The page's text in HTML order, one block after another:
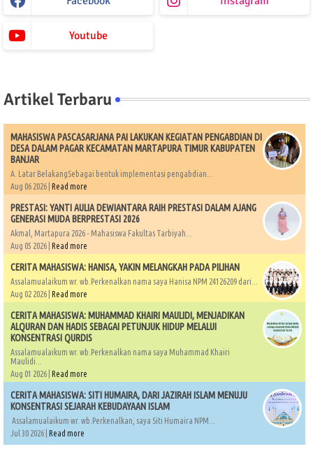
Youtube
Artikel Terbaru
MAHASISWA PASCASARJANA PAI LAKUKAN KEGIATAN PENGABDIAN DI
DESA DALAM PAGAR KECAMATAN MARTAPURA TIMUR KABUPATEN
BANJAR
A. Latar BelakangSebagai bentuk implementasi pengabdian...
Aug 06 2026 | Read more
PRESTASI: YANTI AULIA DEWIANTARA RAIH PRESTASI DALAM AJANG
GENERASI MUDA BERPRESTASI 2026
Akmal, Martapura 2026 - Mahasiswa Fakultas Tarbiyah...
Aug 05 2026 | Read more
CERITA MAHASISWA: HANISA, YAKIN MELANGKAH PADA PILIHAN
Assalamualaikum wr. wb.Perkenalkan nama saya Hanisa NPM 24126209 dari...
Aug 02 2026 | Read more
CERITA MAHASISWA: MUHAMMAD KHAIRI MAULIDI, MENJADIKAN
ALQURAN DAN HADIS SEBAGAI PETUNJUK HIDUP MELALUI
KONSENTRASI QURDIS
Assalamualaikum wr. wb.Perkenalkan nama saya Muhammad Khairi
Maulidi...
Aug 01 2026 | Read more
CERITA MAHASISWA: SITI HUMAIRA, DARI JAZIRAH ISLAM MENUJU
KONSENTRASI SEJARAH KEBUDAYAAN ISLAM
Assalamualaikum wr. wb.Perkenalkan, saya Siti Humaira NPM...
Jul 30 2026 | Read more